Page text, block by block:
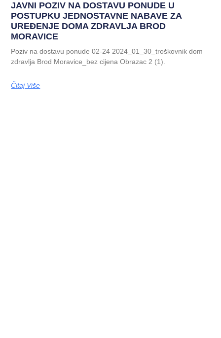
JAVNI POZIV NA DOSTAVU PONUDE U
POSTUPKU JEDNOSTAVNE NABAVE ZA
UREĐENJE DOMA ZDRAVLJA BROD
MORAVICE
Poziv na dostavu ponude 02-24 2024_01_30_troškovnik dom
zdravlja Brod Moravice_bez cijena Obrazac 2 (1).
Čitaj Više